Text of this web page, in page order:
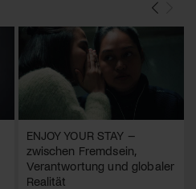
ENJOY YOUR STAY –
zwischen Fremdsein,
Verantwortung und globaler
Realität